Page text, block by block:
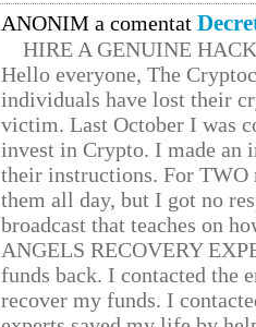
ANONIM a comentat
HIRE A GENUINE
Hello everyone, The
individuals have lost their
victim. Last October I was
invest in Crypto. I made
their instructions. For TWO
them all day, but I got no
broadcast that teaches on
ANGELS RECOVERY
funds back. I contacted the
recover my funds. I